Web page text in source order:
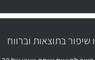
שיפור בתוצאות וברווח